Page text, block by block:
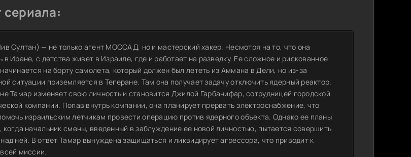
Султан) — не только агент МОССАД, но и мастерский хакер. Несмотря на то, что она
в Иране, с детства живет в Израиле, где и работает на разведку. Ее сложное и рискованное
на борту самолета, который должен был лететь из Аммана в Дели, но из-за
ситуации приземляется в Тегеране. Там она получает задачу отключить ядерный реактор.
Тамар изменяет свою личность и становится Джилой Гарбанифар, сотрудницей городской
компании. Попав внутрь компании, она планирует прервать электроснабжение, что
израильским летчикам провести операцию против ядерного объекта. Однако ее планы
когда начальник смены, введенный в заблуждение ее новой личностью, пытается совершить
ней. В ответ Тамар вынуждена защищаться и ликвидирует агрессора, что приводит к
миссии.